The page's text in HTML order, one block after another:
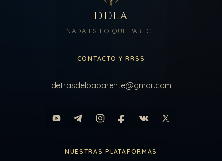
DDLA
NADA ES LO QUE PARECE
CONTACTO Y RRSS
detrasdeloaparente@gmail.com
NUESTRAS PLATAFORMAS